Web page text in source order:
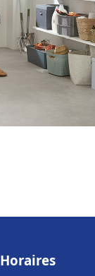
Horaires